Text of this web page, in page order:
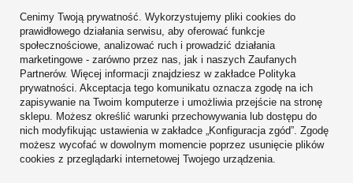
Konto
Regulaminy
Zobacz również
W sklepie prezentujemy ceny brutto (z VAT).
Cenimy Twoją prywatność. Wykorzystujemy pliki cookies do
prawidłowego działania serwisu, aby oferować funkcje
społecznościowe, analizować ruch i prowadzić działania
marketingowe - zarówno przez nas, jak i naszych Zaufanych
Partnerów. Więcej informacji znajdziesz w zakładce Polityka
prywatności. Akceptacja tego komunikatu oznacza zgodę na ich
zapisywanie na Twoim komputerze i umożliwia przejście na stronę
sklepu. Możesz określić warunki przechowywania lub dostępu do
nich modyfikując ustawienia w zakładce „Konfiguracja zgód”. Zgodę
możesz wycofać w dowolnym momencie poprzez usunięcie plików
cookies z przeglądarki internetowej Twojego urządzenia.